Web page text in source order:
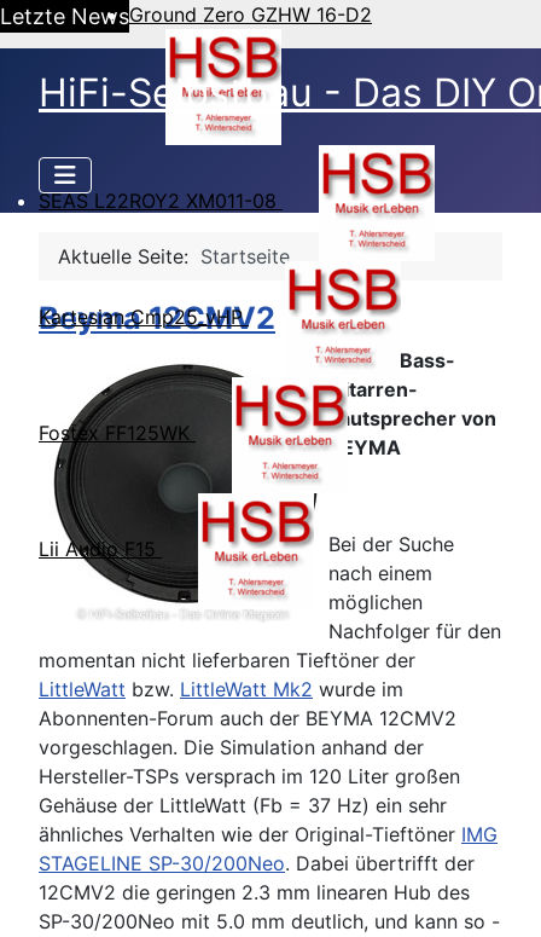
Letzte NewsGround Zero GZHW 16-D2
SEAS L22ROY2 XM011-08
Kartesian Cmp25_vHP
Fostex FF125WK
Lii Audio F15
HiFi-Selbstbau - Das DIY
Aktuelle Seite: Startseite
Beyma 12CMV2
12-Zoll Bass-
Gitarren-
Lautsprecher von
BEYMA
Bei der Suche
nach einem
möglichen
Nachfolger für den
momentan nicht lieferbaren Tieftöner der
LittleWatt bzw. LittleWatt Mk2 wurde im
Abonnenten-Forum auch der BEYMA 12CMV2
vorgeschlagen. Die Simulation anhand der
Hersteller-TSPs versprach im 120 Liter großen
Gehäuse der LittleWatt (Fb = 37 Hz) ein sehr
ähnliches Verhalten wie der Original-Tieftöner IMG
STAGELINE SP-30/200Neo. Dabei übertrifft der
12CMV2 die geringen 2.3 mm linearen Hub des
SP-30/200Neo mit 5.0 mm deutlich, und kann so -